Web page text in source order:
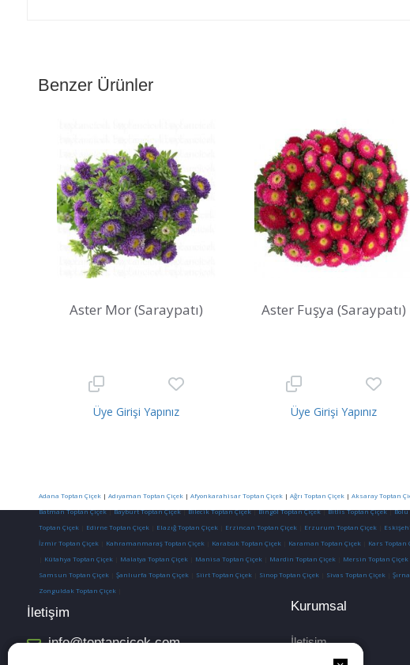
Benzer Ürünler
Aster Mor (Saraypatı)
Üye Girişi Yapınız
Aster Fuşya (Saraypatı)
Üye Girişi Yapınız
Adana Toptan Çiçek| Adıyaman Toptan Çiçek| Afyonkarahisar Toptan Çiçek| Ağrı Toptan Çiçek| Aksaray Toptan
Batman Toptan Çiçek|Bayburt Toptan Çiçek|Bilecik Toptan Çiçek|Bingöl Toptan Çiçek|Bitlis Toptan Çiçek|Bolu
Toptan Çiçek
Edirne Toptan Çiçek Elazığ Toptan Çiçek Erzincan Toptan Çiçek Erzurum Toptan Çiçek
İzmir Toptan Çiçek
Kahramanmaraş Toptan Çiçek Karabük Toptan Çiçek Karaman Toptan Çiçek Kars Toptan
Kütahya Toptan Çiçek Malatya Toptan Çiçek Manisa Toptan Çiçek Mardin Toptan Çiçek Mersin Toptan Çiçek
Samsun Toptan Çiçek
Şanlıurfa Toptan Çiçek Siirt Toptan Çiçek Sinop Toptan Çiçek Sivas Toptan Çiçek
Zonguldak Toptan Çiçek
İletişim
info@toptancicek.com
Kurumsal
İletişim